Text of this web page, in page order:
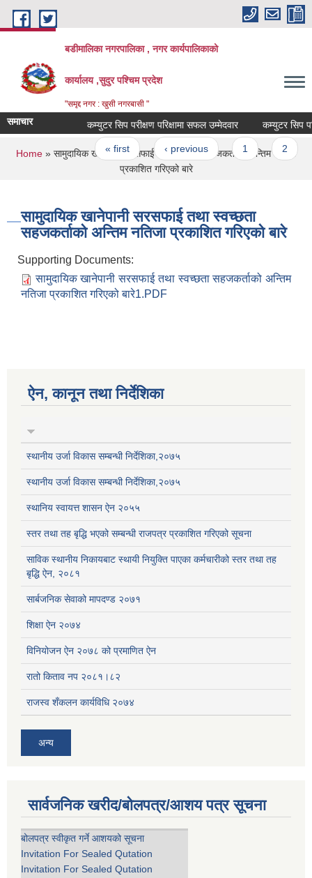
Skip to main content
बडीमालिका नगरपालिका , नगर कार्यपालिकाको
कार्यालय ,सुदुर पश्चिम प्रदेश
"समृद्द नगर : खुसी नगरबासी "
समाचार कम्युटर सिप परीक्षण परिक्षामा सफल उम्मेदवार कम्युटर सिप
Pages
« first ‹ previous 1 2
You are here
Home » सामुदायिक खानेपानी सरसफाई तथा स्वच्छता सहजकर्ताको अन्तिम नतिजा
प्रकाशित गरिएको बारे
सामुदायिक खानेपानी सरसफाई तथा स्वच्छता
सहजकर्ताको अन्तिम नतिजा प्रकाशित गरिएको बारे
Supporting Documents:
सामुदायिक खानेपानी सरसफाई तथा स्वच्छता सहजकर्ताको अन्तिम
नतिजा प्रकाशित गरिएको बारे1.PDF
ऐन, कानून तथा निर्देशिका
स्थानीय उर्जा विकास सम्बन्धी निर्देशिका,२०७५
स्थानीय उर्जा विकास सम्बन्धी निर्देशिका,२०७५
स्थानिय स्वायत्त शासन ऐन २०५५
स्तर तथा तह बृद्धि भएको सम्बन्धी राजपत्र प्रकाशित गरिएको सूचना
साविक स्थानीय निकायबाट स्थायी नियुक्ति पाएका कर्मचारीको स्तर तथा तह
बृद्धि ऐन, २०८१
सार्बजनिक सेवाको मापदण्ड २०७१
शिक्षा ऐन २०७४
विनियोजन ऐन २०७८ को प्रमाणित ऐन
रातो किताव नप २०८१।८२
राजस्व शँकलन कार्यविधि २०७४
अन्य
सार्वजनिक खरीद/बोलपत्र/आशय पत्र सूचना
बोलपत्र स्वीकृत गर्ने आशयको सूचना
Invitation For Sealed Qutation
Invitation For Sealed Qutation